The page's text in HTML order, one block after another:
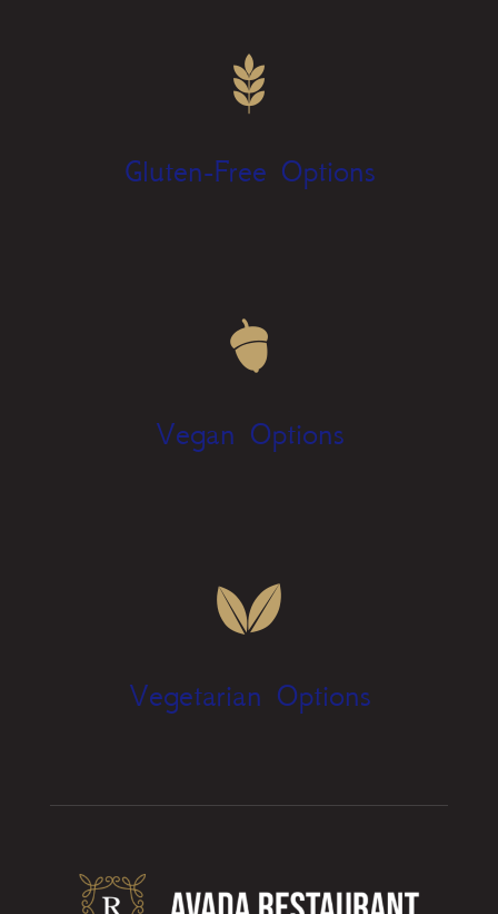
Gluten-Free Options
Vegan Options
Vegetarian Options